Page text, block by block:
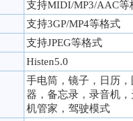
支持MIDI/MP3/AAC等
支持3GP/MP4等格式
支持JPEG等格式
Histen5.0
手电筒，镜子，日历
器，备忘录，录音机
机管家，驾驶模式